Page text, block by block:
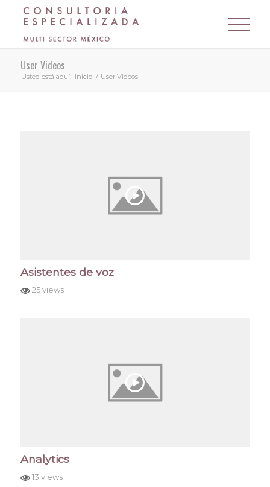
User Videos
Usted está aquí: Inicio / User Videos
Asistentes de voz
25 views
Analytics
13 views